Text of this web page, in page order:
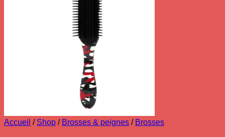
Accueil / Shop / Brosses & peignes / Brosses